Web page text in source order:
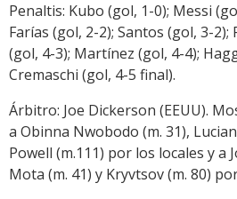
Penaltis: Kubo (gol, 1-0); Messi
Farías (gol, 2-2); Santos (gol, 3-2);
(gol, 4-3); Martínez (gol, 4-4);
Cremaschi (gol, 4-5 final).
Árbitro: Joe Dickerson (EEUU).
a Obinna Nwobodo (m. 31),
Powell (m.111) por los locales y a
Mota (m. 41) y Kryvtsov (m. 80)